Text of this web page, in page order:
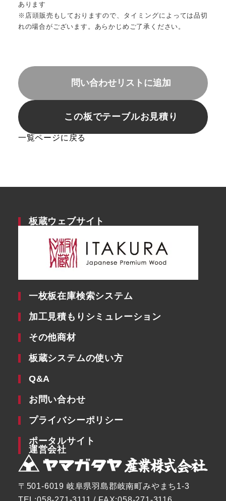
あります
※店頭販売もしておりますので、タイミングによっては品切
れの場合がございます。あらかじめご了承ください。
問い合わせリストに追加
この板でテーブルお見積り
一覧ページに戻る
板蔵ウェブサイト
一枚板在庫検索システム
加工見積もりシミュレーション
その他商材
板蔵システムの使い方
Q&A
お問い合わせ
プライバシーポリシー
ポータルサイト
運営会社
〒501-6019 岐阜県羽島郡岐南町みやまち1-3